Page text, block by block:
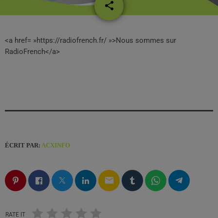
share
email
<a href= »https://radiofrench.fr/ »>Nous sommes sur
RadioFrench</a>
ÉCRIT PAR: ACXINFO
email
RATE IT